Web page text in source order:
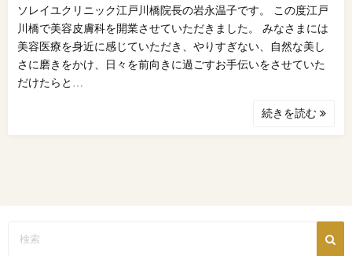
ソレイユクリニック江戸川橋院長の岩永温子です。 この度江戸
川橋で美容皮膚科を開業させていただきました。 みなさまには
美容医療を身近に感じていただき、やりすぎない、自然な美し
さに磨きをかけ、日々を前向きに過ごすお手伝いをさせていた
だけたらと…
続きを読む